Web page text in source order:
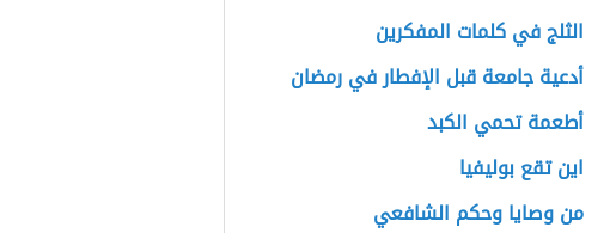
الثلج في كلمات المفكرين
أدعية جامعة قبل الإفطار في رمضان
أطعمة تحمي الكبد
اين تقع بوليفيا
من وصايا وحكم الشافعي